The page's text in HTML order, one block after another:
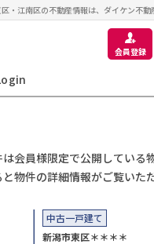
・江南区の不動産情報は、ダイケン不動
会員登録
会員様限定で公開している
物件の詳細情報がご覧いた
中古一戸建て
新潟市東区＊＊＊＊